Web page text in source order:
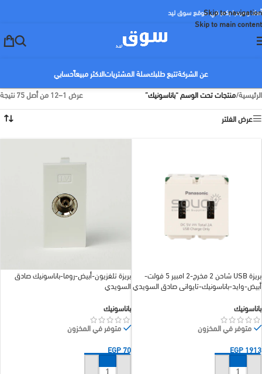
Skip to navigation
Skip to main content
أهلا ومرحبا بكم في موقع سوق ليد
عن الشركةتتبع طلبكسلة المشترياتالاكثر مبيعاًحسابي
الرئيسية/منتجات تحت الوسم “باناسونيك”
عرض 1–12 من أصل 75 نتيجة
عرض الفلتر
بريزة USB شاحن 2 مخرج-2 امبير 5 فولت-
أبيض-وايد-باناسونيك-تايواني صادق السويدي
باناسونيك
متوفر في المخزون
EGP1913
بريزة تلفزيون-أبيض-روما-باناسونيك صادق
السويدي
باناسونيك
متوفر في المخزون
EGP70